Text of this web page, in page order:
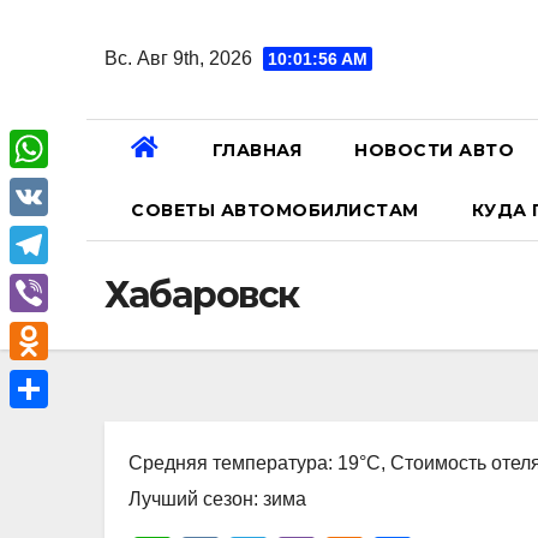
Вс. Авг 9th, 2026 10:01:56 AM
ГЛАВНАЯ НОВОСТИ АВТО
СОВЕТЫ АВТОМОБИЛИСТАМ КУДА
Хабаровск
Средняя температура: 19°C, Стоимость
Лучший сезон: зима
W
h
a
A
V
K
T
e
l
e
V
i
b
O